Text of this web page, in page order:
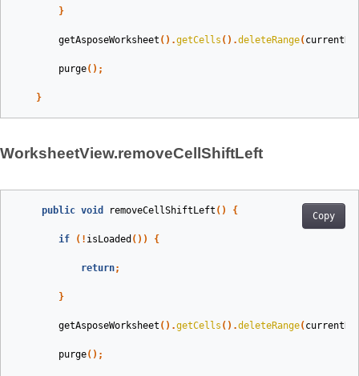
}
getAsposeWorksheet ().getCells ().deleteRange(
purge();
}
WorksheetView.removeCellShiftLeft
Copy
public void removeCellShiftLeft () {
if (! isLoaded ()) {
return;
}
getAsposeWorksheet ().getCells ().deleteRange(
purge();